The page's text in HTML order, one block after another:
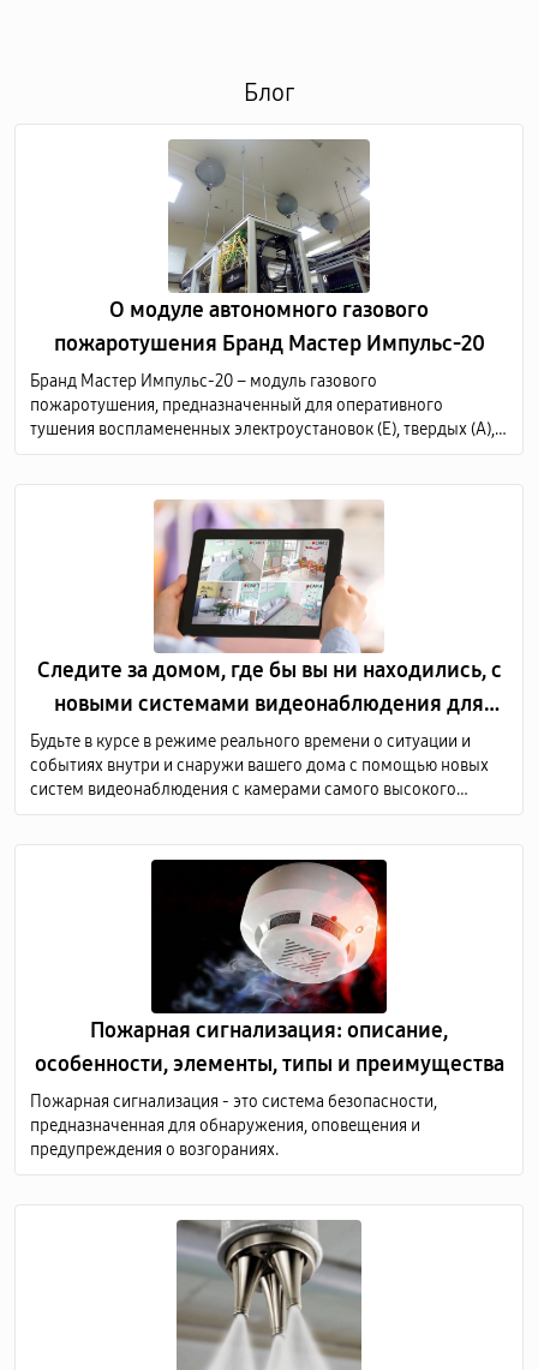
Блог
О модуле автономного газового
пожаротушения Бранд Мастер Импульс-20
Бранд Мастер Импульс-20 – модуль газового
пожаротушения, предназначенный для оперативного
тушения воспламененных электроустановок (Е), твердых (А),
жидких (В) и газообразных (С) горючих веществ по всему
Следите за домом, где бы вы ни находились, с
новыми системами видеонаблюдения для
дома
Будьте в курсе в режиме реального времени о ситуации и
событиях внутри и снаружи вашего дома с помощью новых
систем видеонаблюдения с камерами самого высокого
качества. Мы предоставляем услуги по продаже и монтажу
Пожарная сигнализация: описание,
особенности, элементы, типы и преимущества
Пожарная сигнализация - это система безопасности,
предназначенная для обнаружения, оповещения и
предупреждения о возгораниях.